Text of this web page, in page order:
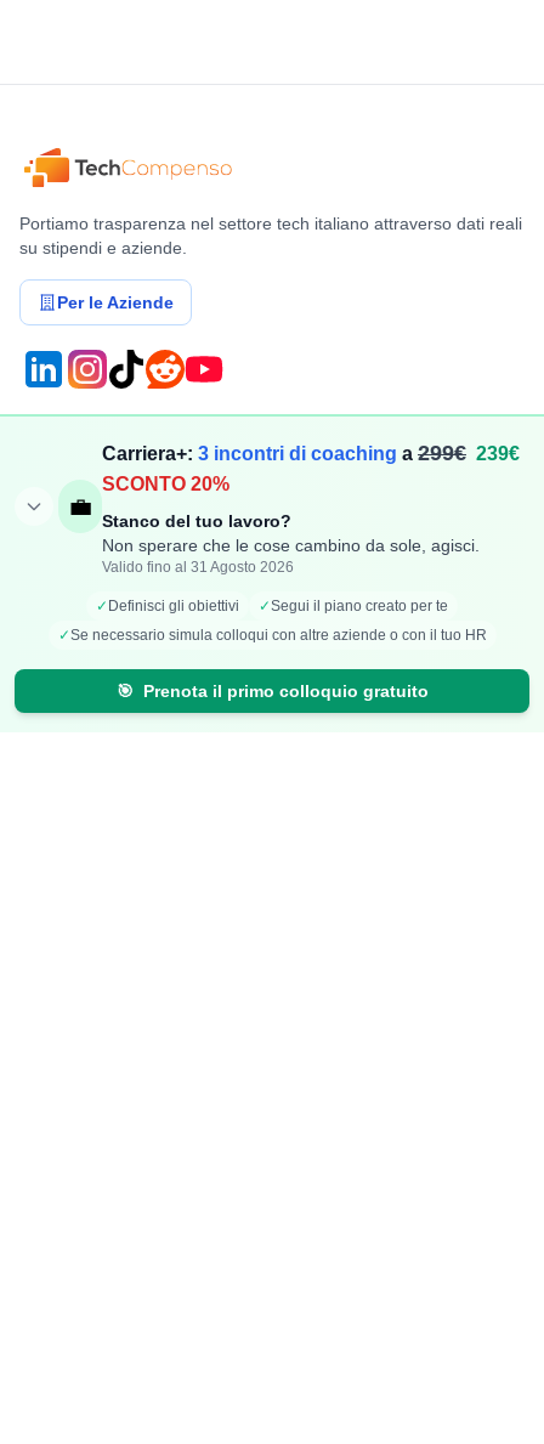
💼
Carriera+: 3 incontri di coaching a 299€ 239€
SCONTO 20%
Stanco del tuo lavoro?
Non sperare che le cose cambino da sole, agisci.
Valido fino al 31 Agosto 2026
✓ Definisci gli obiettivi ✓Segui il piano creato per te
✓Se necessario simula colloqui con altre aziende o con il tuo HR
🎯 Prenota il primo colloquio gratuito
Portiamo trasparenza nel settore tech italiano attraverso dati reali
su stipendi e aziende.
Per le Aziende
Aggiungi Compenso
Stipendi Dipendenti
Fatturati Partite IVA
Stipendi
Classifica Aziende
Mappa Stipendi Italia
Calcolatori